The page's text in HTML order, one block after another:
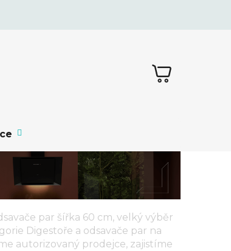
NÁKUPNÍ
KOŠÍK
par šířka 60 cm,velký výběr
Digestoře a odsavače par na
autorizovaný prodejce, zajistíme